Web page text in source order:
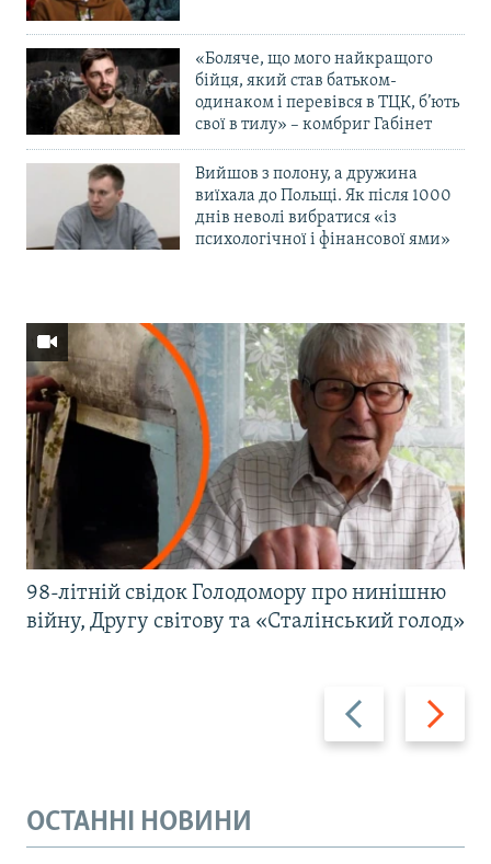
«Боляче, що мого найкращого
бійця, який став батьком-
одинаком і перевівся в ТЦК, б’ють
свої в тилу» – комбриг Габінет
Вийшов з полону, а дружина
виїхала до Польщі. Як після 1000
днів неволі вибратися «із
психологічної і фінансової ями»
Назад Вперед
98-літній свідок Голодомору про нинішню
війну, Другу світову та «Сталінський голод»
ОСТАННІ НОВИНИ